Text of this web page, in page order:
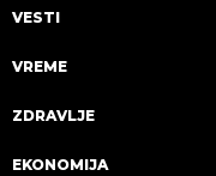
VESTI
VREME
ZDRAVLJE
EKONOMIJA